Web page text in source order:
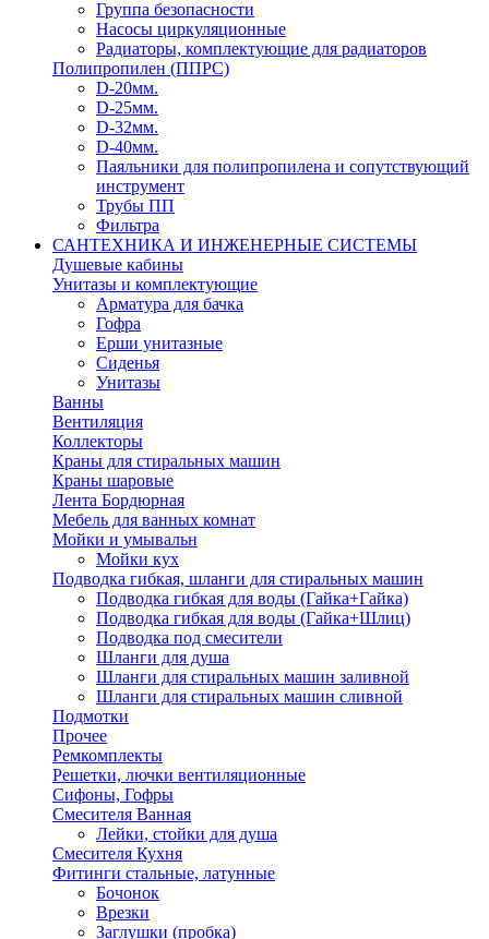
Группа безопасности
Насосы циркуляционные
Радиаторы, комплектующие для радиаторов
Полипропилен (ППРС)
D-20мм.
D-25мм.
D-32мм.
D-40мм.
Паяльники для полипропилена и сопутствующий
инструмент
Трубы ПП
Фильтра
САНТЕХНИКА И ИНЖЕНЕРНЫЕ СИСТЕМЫ
Душевые кабины
Унитазы и комплектующие
Арматура для бачка
Гофра
Ерши унитазные
Сиденья
Унитазы
Ванны
Вентиляция
Коллекторы
Краны для стиральных машин
Краны шаровые
Лента Бордюрная
Мебель для ванных комнат
Мойки и умывальн
Мойки кух
Подводка гибкая, шланги для стиральных машин
Подводка гибкая для воды (Гайка+Гайка)
Подводка гибкая для воды (Гайка+Шлиц)
Подводка под смесители
Шланги для душа
Шланги для стиральных машин заливной
Шланги для стиральных машин сливной
Подмотки
Прочее
Ремкомплекты
Решетки, лючки вентиляционные
Сифоны, Гофры
Смесителя Ванная
Лейки, стойки для душа
Смесителя Кухня
Фитинги стальные, латунные
Бочонок
Врезки
Заглушки (пробка)